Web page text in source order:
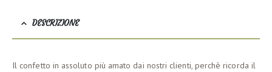
DESCRIZIONE
Il confetto in assoluto più amato dai nostri clienti, perchè ricorda il